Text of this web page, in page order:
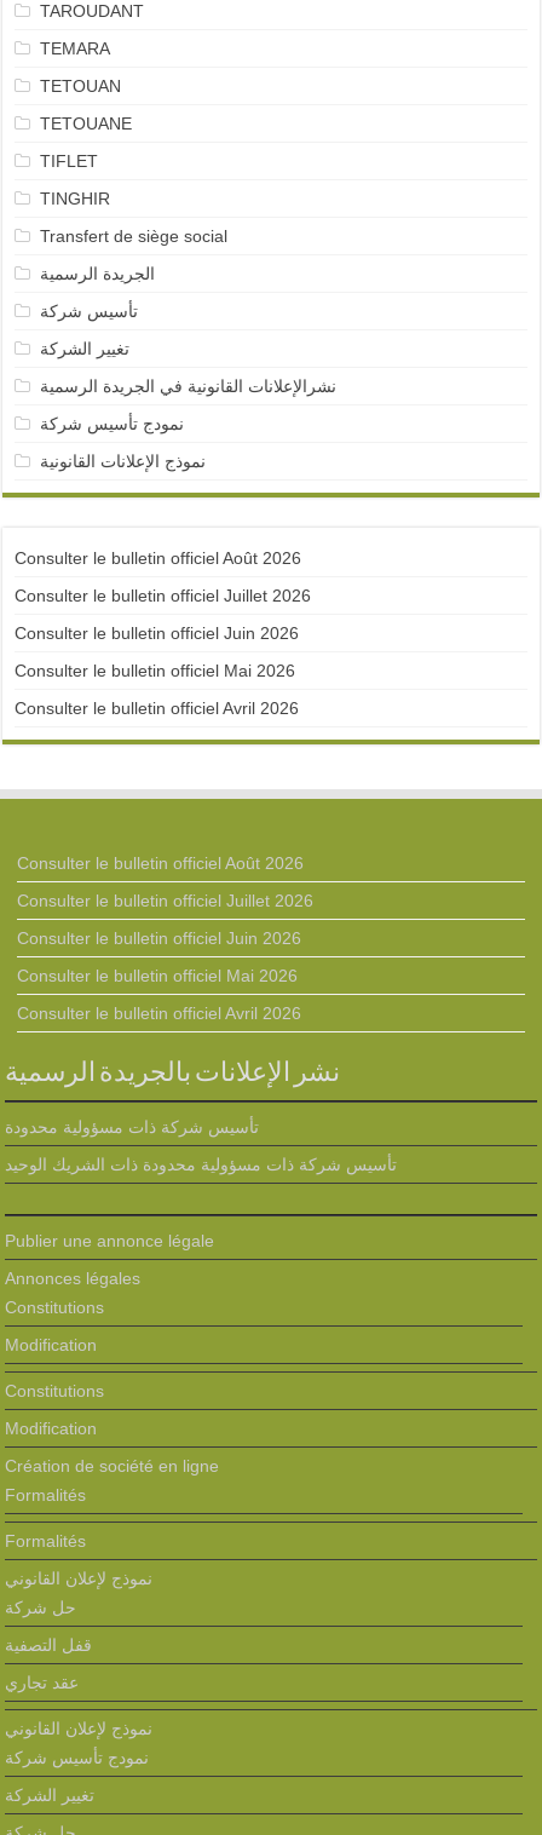
TAROUDANT
TEMARA
TETOUAN
TETOUANE
TIFLET
TINGHIR
Transfert de siège social
الجريدة الرسمية
تأسيس شركة
تغيير الشركة
نشرالإعلانات القانونية في الجريدة الرسمية
نمودج تأسيس شركة
نموذج الإعلانات القانونية
Consulter le bulletin officiel Août 2026
Consulter le bulletin officiel Juillet 2026
Consulter le bulletin officiel Juin 2026
Consulter le bulletin officiel Mai 2026
Consulter le bulletin officiel Avril 2026
Consulter le bulletin officiel Août 2026
Consulter le bulletin officiel Juillet 2026
Consulter le bulletin officiel Juin 2026
Consulter le bulletin officiel Mai 2026
Consulter le bulletin officiel Avril 2026
نشر الإعلانات بالجريدة الرسمية
تأسيس شركة ذات مسؤولية محدودة
تأسيس شركة ذات مسؤولية محدودة ذات الشريك الوحيد
Publier une annonce légale
Annonces légales
Constitutions
Modification
Constitutions
Modification
Création de société en ligne
Formalités
Formalités
نموذج لإعلان القانوني
حل شركة
قفل التصفية
عقد تجاري
نموذج لإعلان القانوني
نمودج تأسيس شركة
تغيير الشركة